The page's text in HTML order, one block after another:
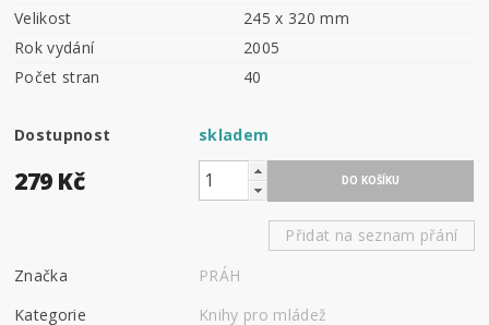
Velikost
245 x 320 mm
Rok vydání
2005
Počet stran
40
Dostupnost skladem
279 Kč
Přidat na seznam přání
Značka
PRÁH
Kategorie
Knihy pro mládež